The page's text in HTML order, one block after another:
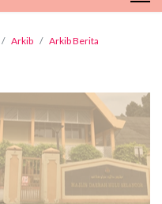
Arkib
Arkib Berita